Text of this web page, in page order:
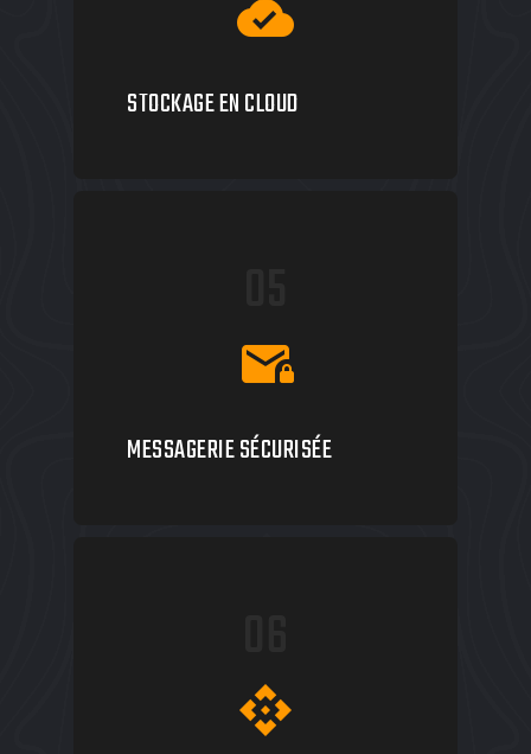
cloud_done
STOCKAGE EN CLOUD
mail_lock
MESSAGERIE SÉCURISÉE
api